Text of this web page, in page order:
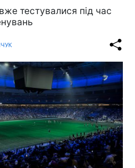
тестувалися під час